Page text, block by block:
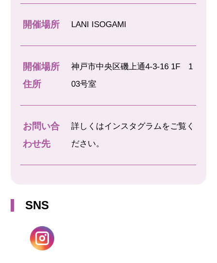
開催場所 LANI ISOGAMI
開催場所
住所
神戸市中央区磯上通4-3-16 1F 1
03号室
お問い合
わせ先
詳しくはインスタグラムをご覧く
ださい。
SNS